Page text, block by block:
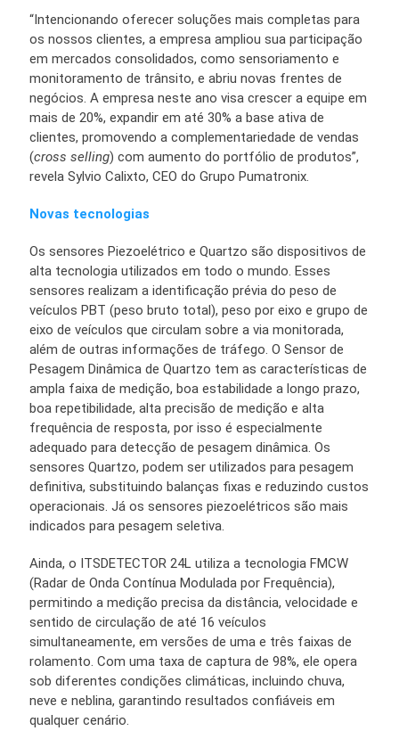
“Intencionando oferecer soluções mais completas para
os nossos clientes, a empresa ampliou sua participação
em mercados consolidados, como sensoriamento e
monitoramento de trânsito, e abriu novas frentes de
negócios. A empresa neste ano visa crescer a equipe em
mais de 20%, expandir em até 30% a base ativa de
clientes, promovendo a complementariedade de vendas
(cross selling) com aumento do portfólio de produtos”,
revela Sylvio Calixto, CEO do Grupo Pumatronix.
Novas tecnologias
Os sensores Piezoelétrico e Quartzo são dispositivos de
alta tecnologia utilizados em todo o mundo. Esses
sensores realizam a identificação prévia do peso de
veículos PBT (peso bruto total), peso por eixo e grupo de
eixo de veículos que circulam sobre a via monitorada,
além de outras informações de tráfego. O Sensor de
Pesagem Dinâmica de Quartzo tem as características de
ampla faixa de medição, boa estabilidade a longo prazo,
boa repetibilidade, alta precisão de medição e alta
frequência de resposta, por isso é especialmente
adequado para detecção de pesagem dinâmica. Os
sensores Quartzo, podem ser utilizados para pesagem
definitiva, substituindo balanças fixas e reduzindo custos
operacionais. Já os sensores piezoelétricos são mais
indicados para pesagem seletiva.
Ainda, o ITSDETECTOR 24L utiliza a tecnologia FMCW
(Radar de Onda Contínua Modulada por Frequência),
permitindo a medição precisa da distância, velocidade e
sentido de circulação de até 16 veículos
simultaneamente, em versões de uma e três faixas de
rolamento. Com uma taxa de captura de 98%, ele opera
sob diferentes condições climáticas, incluindo chuva,
neve e neblina, garantindo resultados confiáveis em
qualquer cenário.